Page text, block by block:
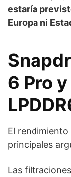
estaría
Europa ni
6 Pro
El rendimiento
principales
Las